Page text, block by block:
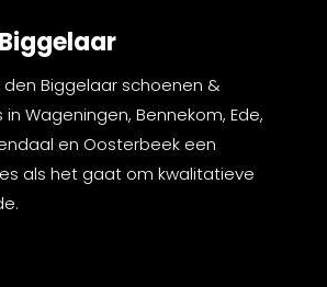
den Biggelaar schoenen &
in Wageningen, Bennekom, Ede,
en Oosterbeek een
als het gaat om kwalitatieve